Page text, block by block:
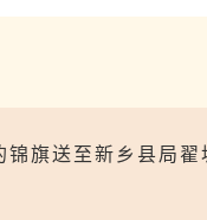
旗送至新乡县局